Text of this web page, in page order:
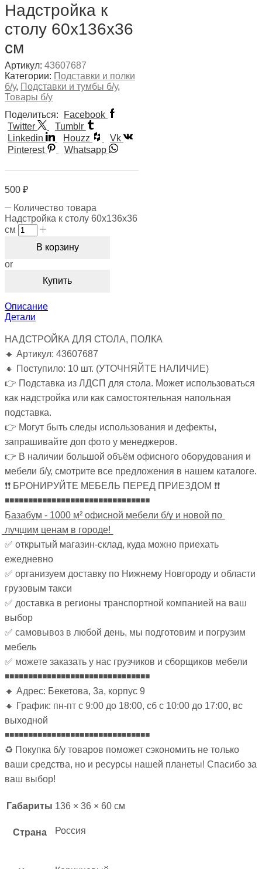
Надстройка к
столу 60х136х36
см
Артикул: 43607687
Категории: Подставки и полки
б/у, Подставки и тумбы б/у,
Товары б/у
Поделиться:
Facebook
Twitter
Tumblr
Linkedin
Houzz
Vk
Pinterest
Whatsapp
500 ₽
Количество товара
Надстройка к столу 60х136х36
см
В корзину
or
Купить
Описание
Детали
НАДСТРОЙКА ДЛЯ СТОЛА, ПОЛКА
🔸 Артикул: 43607687
🔸 Поступило: 10 шт. (УТОЧНЯЙТЕ НАЛИЧИЕ)
👉 Подставка из ЛДСП для стола. Может использоваться
как надстройка или как самостоятельная напольная
подставка.
👉 Могут быть следы использования и дефекты,
запрашивайте доп фото у менеджеров.
👉 В наличии большой объём офисного оборудования и
мебели б/у, смотрите все предложения в нашем каталоге.
❗❗ БРОНИРУЙТЕ МЕБЕЛЬ ПЕРЕД ПРИЕЗДОМ ❗❗
◾◾◾◾◾◾◾◾◾◾◾◾◾◾◾◾◾◾◾◾◾◾◾◾◾◾◾◾◾◾◾
Б̲а̲з̲а̲б̲у̲м̲ ̲-̲ ̲1̲0̲0̲0̲ ̲м̲²̲ ̲о̲ф̲и̲с̲н̲о̲й̲ ̲м̲е̲б̲е̲л̲и̲ ̲б̲/̲у̲ ̲и̲ ̲н̲о̲в̲о̲й̲ ̲п̲о̲
̲л̲у̲ч̲ш̲и̲м̲ ̲ц̲е̲н̲а̲м̲ ̲в̲ ̲г̲о̲р̲о̲д̲е̲!̲
✅ открытый магазин-склад, куда можно приехать
ежедневно
✅ организуем доставку по Нижнему Новгороду и области
грузовым такси
✅ доставка в регионы транспортной компанией на ваш
выбор
✅ самовывоз в любой день, мы подготовим и погрузим
мебель
✅ можете заказать у нас грузчиков и сборщиков мебели
◾◾◾◾◾◾◾◾◾◾◾◾◾◾◾◾◾◾◾◾◾◾◾◾◾◾◾◾◾◾◾
🔸 Адрес: Бекетова, 3а, корпус 9
🔸 График: пн-пт с 9:00 до 18:00, сб с 10:00 до 17:00, вс
выходной
◾◾◾◾◾◾◾◾◾◾◾◾◾◾◾◾◾◾◾◾◾◾◾◾◾◾◾◾◾◾◾
♻ Покупка б/у товаров поможет сэкономить не только
ваши средства, но и ресурсы нашей планеты! Спасибо за
ваш выбор!
Габариты 136 × 36 × 60 см
Страна Россия